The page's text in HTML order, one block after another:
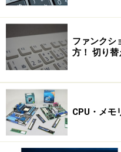
[送信]ボタンをクリック
ージに添付され送信され
ファンクシ
方！ 切り替
CPU・メモ